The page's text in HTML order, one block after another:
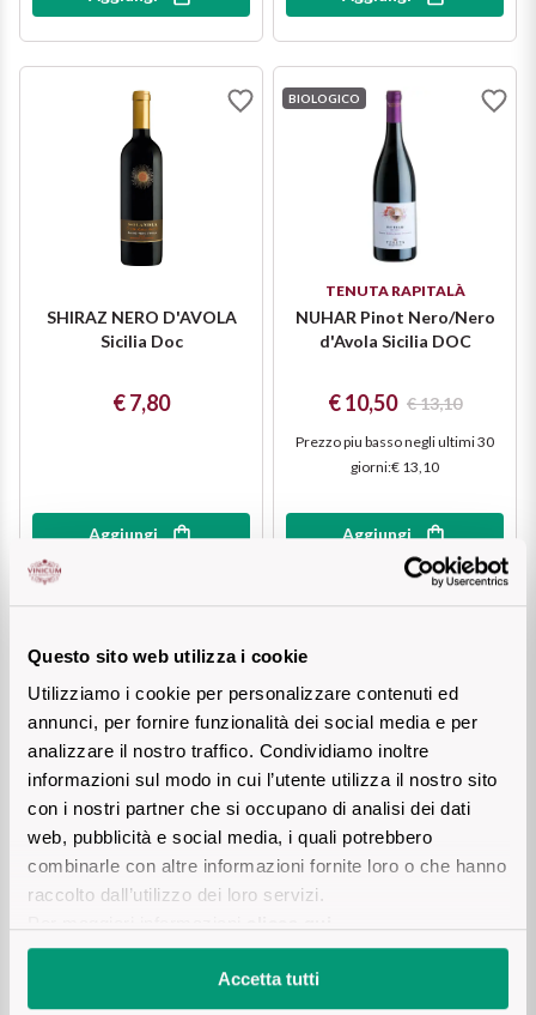
Questo sito web utilizza i cookie
Utilizziamo i cookie per personalizzare contenuti ed
annunci, per fornire funzionalità dei social media e per
analizzare il nostro traffico. Condividiamo inoltre
informazioni sul modo in cui l’utente utilizza il nostro sito
con i nostri partner che si occupano di analisi dei dati
web, pubblicità e social media, i quali potrebbero
combinarle con altre informazioni fornite loro o che hanno
raccolto dall’utilizzo dei loro servizi.
Accetta tutti
Melini
Re Manfredi
Tenuta Rapitala'
Vigneti La Selvanella
REGIONE
Bordeaux
Borgogna
Emilia Romagna
Friuli Venezia Giulia
Lazio
Nebbiolo
Negroamaro
Nero D'Avola
Pinot Grigio
Ripasso
Sauvignon
Soave
Syrah
Trento DOC
Valpolicella
Il Re dei rossi
Scopri i vini
I BIANCHI DI
SICILIA
I profumi di un'isola
Scopri di più
SHIRAZ NERO D'AVOLA
Sicilia Doc
€ 7,80
Aggiungi
TENUTA RAPITALÀ
NUHAR Pinot Nero/Nero
d'Avola Sicilia DOC
€ 10,50 € 13,10
Prezzo piu basso negli ultimi 30
giorni:€ 13,10
Aggiungi
BIOLOGICO
TENUTA RAPITALÀ
ALTO REALE Nero d‘Avola
€ 11,40
TENUTA RAPITALÀ
ALTO REALE - Nero D'Avola
€ 29,70
Prezzo piu basso negli ultimi 30
giorni:€ 37,10
Magnum 1.5L